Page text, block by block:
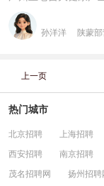
孙洋洋 陕蒙
上一页
热门城市
北京招聘 上海招聘
西安招聘
南京招聘
茂名招聘网
扬州招聘